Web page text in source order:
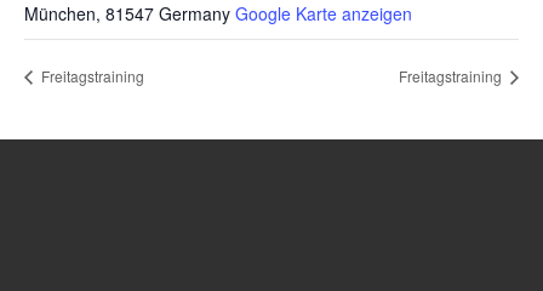
München, 81547 Germany Google Karte anzeigen
Freitagstraining Freitagstraining